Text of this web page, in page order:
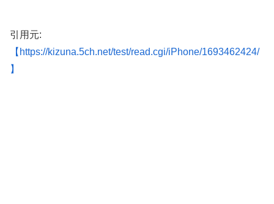
引用元:
【https://kizuna.5ch.net/test/read.cgi/iPhone/1693462424/
】